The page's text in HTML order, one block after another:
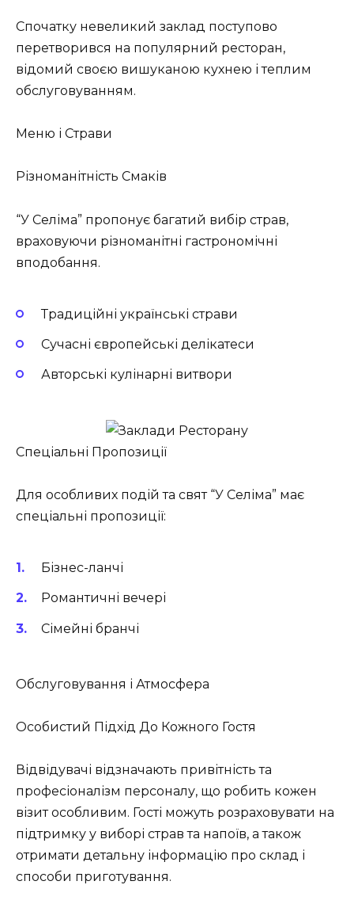
Спочатку невеликий заклад поступово
перетворився на популярний ресторан,
відомий своєю вишуканою кухнею і теплим
обслуговуванням.
Меню і Страви
Різноманітність Смаків
“У Селіма” пропонує багатий вибір страв,
враховуючи різноманітні гастрономічні
вподобання.
Традиційні українські страви
Сучасні європейські делікатеси
Авторські кулінарні витвори
Спеціальні Пропозиції
Для особливих подій та свят “У Селіма” має
спеціальні пропозиції:
Бізнес-ланчі
Романтичні вечері
Сімейні бранчі
Обслуговування і Атмосфера
Особистий Підхід До Кожного Гостя
Відвідувачі відзначають привітність та
професіоналізм персоналу, що робить кожен
візит особливим. Гості можуть розраховувати на
підтримку у виборі страв та напоїв, а також
отримати детальну інформацію про склад і
способи приготування.